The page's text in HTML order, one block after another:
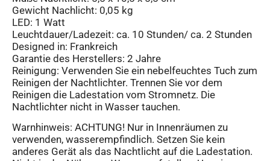
Gewicht Nachlicht: 0,05 kg
LED: 1 Watt
Leuchtdauer/Ladezeit: ca. 10 Stunden/ ca. 2 Stunden
Designed in: Frankreich
Garantie des Herstellers: 2 Jahre
Reinigung: Verwenden Sie ein nebelfeuchtes Tuch zum
Reinigen der Nachtlichter. Trennen Sie vor dem
Reinigen die Ladestation vom Stromnetz. Die
Nachtlichter nicht in Wasser tauchen.
Warnhinweis: ACHTUNG! Nur in Innenräumen zu
verwenden, wasserempfindlich. Setzen Sie kein
anderes Gerät als das Nachtlicht auf die Ladestation.